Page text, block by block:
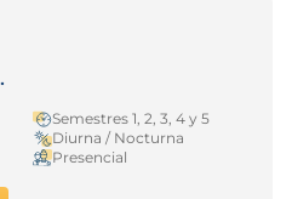
Semestres 1, 2, 3, 4 y 5
Diurna / Nocturna
Presencial